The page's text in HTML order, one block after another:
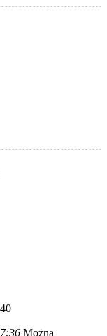
Można